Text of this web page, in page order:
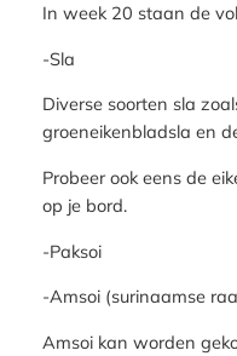
In week 20 staan de
-Sla
Diverse soorten sla
groeneikenbladsla en
Probeer ook eens de
op je bord.
-Paksoi
-Amsoi (surinaamse
Amsoi kan worden